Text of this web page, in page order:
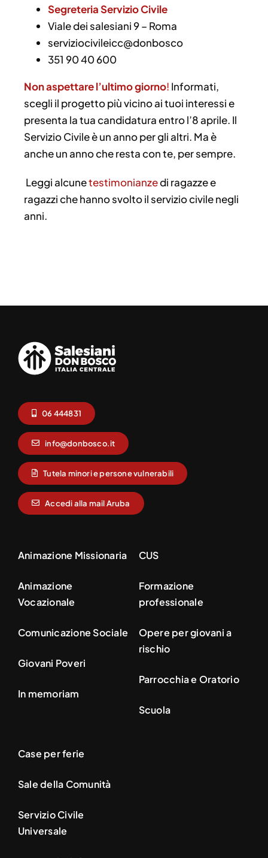
Segreteria Servizio Civile
Viale dei salesiani 9 – Roma
serviziocivileicc@donbosco
351 90 40 600
Non aspettare l’ultimo giorno! Informati,
scegli il progetto più vicino ai tuoi interessi e
presenta la tua candidatura entro l’8 aprile. Il
Servizio Civile è un anno per gli altri. Ma è
anche un anno che resta con te, per sempre.
Leggi alcunetestimonianzedi ragazze e
ragazzi che hanno svolto il servizio civile negli
anni.
06 444831
info@donbosco.it
Tutela minori e persone vulnerabili
Accedi alla mail Aruba
Animazione Missionaria
Animazione
Vocazionale
Comunicazione Sociale
Giovani Poveri
In memoriam
CUS
Formazione
professionale
Opere per giovani a
rischio
Parrocchia e Oratorio
Scuola
Case per ferie
Sale della Comunità
Servizio Civile
Universale